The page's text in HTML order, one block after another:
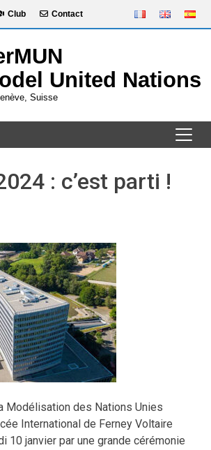
Club Contact
: c’est parti !
Modélisation des Nations Unies
International de Ferney Voltaire
10 janvier par une grande cérémonie